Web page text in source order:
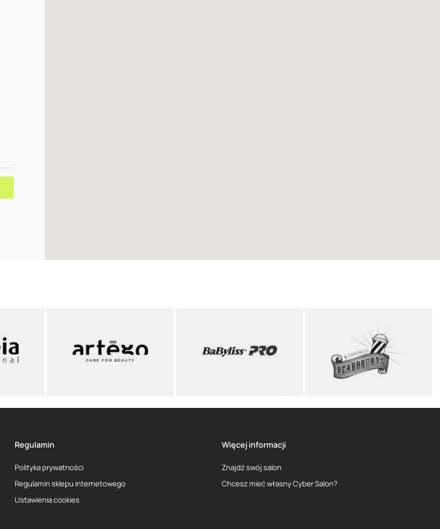
Regulamin
Polityka prywatności
Regulamin sklepu internetowego
Ustawienia cookies
Więcej informacji
Znajdź swój salon
Chcesz mieć własny Cyber Salon?